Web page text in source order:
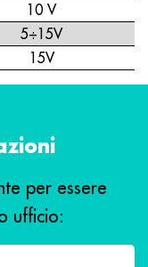
10 V
5÷15V
15V
per essere
ufficio: